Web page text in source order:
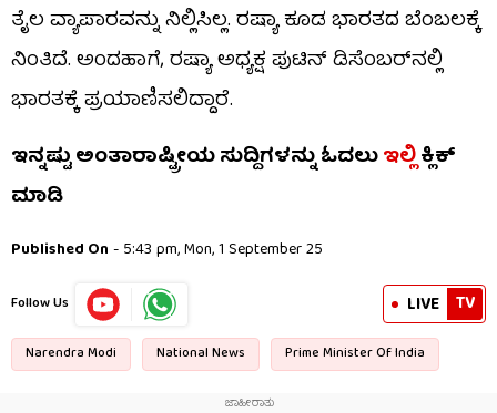
ತೈಲ ವ್ಯಾಪಾರವನ್ನು ನಿಲ್ಲಿಸಿಲ್ಲ. ರಷ್ಯಾ ಕೂಡ ಭಾರತದ ಬೆಂಬಲಕ್ಕೆ
ನಿಂತಿದೆ. ಅಂದಹಾಗೆ, ರಷ್ಯಾ ಅಧ್ಯಕ್ಷ ಪುಟಿನ್ ಡಿಸೆಂಬರ್‌ನಲ್ಲಿ
ಭಾರತಕ್ಕೆ ಪ್ರಯಾಣಿಸಲಿದ್ದಾರೆ.
ಇನ್ನಷ್ಟು ಅಂತಾರಾಷ್ಟ್ರೀಯ ಸುದ್ದಿಗಳನ್ನು ಓದಲುಇಲ್ಲಿಕ್ಲಿಕ್
ಮಾಡಿ
Published On - 5:43 pm, Mon, 1 September 25
Follow Us LIVE TV
Narendra Modi National News Prime Minister Of India